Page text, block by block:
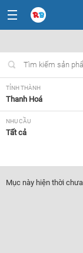
TỈNH THÀNH
Thanh Hoá
NHU CẦU
Tất cả
GS
GIÁ XE
Mục này hiện thời